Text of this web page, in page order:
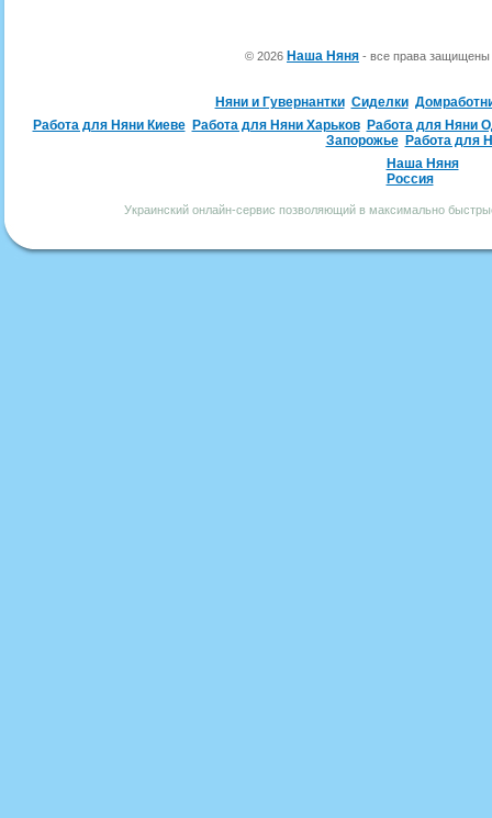
© 2026 Наша Няня - все права
Няни и Гувернантки Сиделки
Работа для Няни Киеве
Работа для Няни Харьков
Работа для Няни
Запорожье
Работа для
Наша Няня
Россия
Украинский онлайн-сервис позволяющий в максимально